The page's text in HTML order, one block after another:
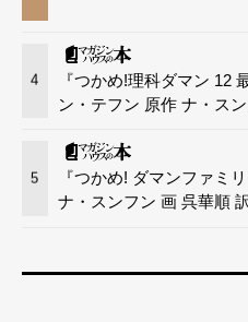
4
『つかめ!理科ダマン 12
ン・テフン 原作 ナ・ス
5
『つかめ! ダマンファミ
ナ・スンフン 画 呉華順 訳